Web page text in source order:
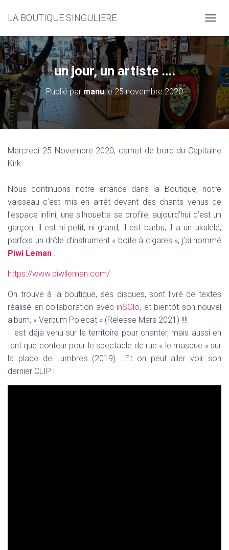
LA BOUTIQUE SINGULIERE
É
P
I
E
A
G
O
N
un jour, un artiste ….
Publié parmanule25 novembre 2020
Mercredi 25 Novembre 2020, carnet de bord du Capitaine
Kirk :
Nous continuons notre errance dans la Boutique, notre
vaisseau c’est mis en arrêt devant des chants venus de
l’espace infini, une silhouette se profile, aujourd’hui c’est un
garçon, il est ni petit, ni grand, il est barbu, il a un ukulélé,
parfois un drôle d’instrument « boite à cigares », j’ai nommé
Piwi Leman .
https://www.piwileman.com/
On trouve à la boutique, ses disques, sont livré de textes
réalisé en collaboration avec inSOlo, et bientôt son nouvel
album, « Verbum Polecat » (Release Mars 2021) !!!!
Il est déjà venu sur le territoire pour chanter, mais aussi en
tant que conteur pour le spectacle de rue « le masque » sur
la place de Lumbres (2019) …Et on peut aller voir son
dernier CLIP !